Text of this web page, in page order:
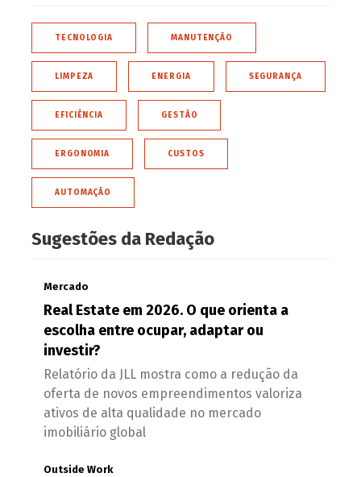
TECNOLOGIA MANUTENÇÃO
LIMPEZA ENERGIA SEGURANÇA
EFICIÊNCIA GESTÃO
ERGONOMIA CUSTOS
AUTOMAÇÃO
Sugestões da Redação
Mercado
Real Estate em 2026. O que orienta a
escolha entre ocupar, adaptar ou
investir?
Relatório da JLL mostra como a redução da
oferta de novos empreendimentos valoriza
ativos de alta qualidade no mercado
imobiliário global
Outside Work